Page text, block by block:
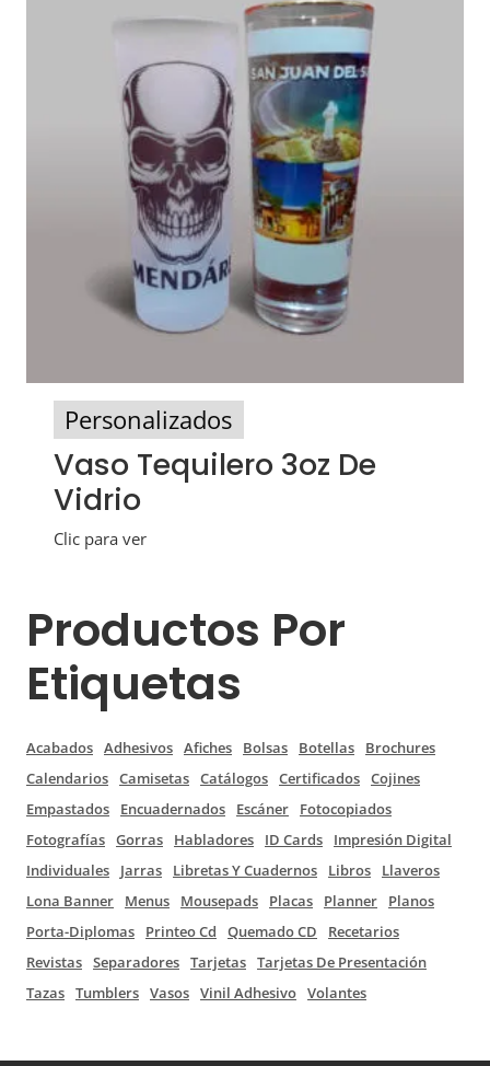
Personalizados
Vaso Tequilero 3oz De
Vidrio
Clic para ver
Productos Por
Etiquetas
Acabados Adhesivos Afiches Bolsas Botellas
Brochures
Calendarios Camisetas Catálogos Certificados Cojines
Empastados
Encuadernados Escáner
Fotocopiados
Fotografías Gorras Habladores ID Cards
Impresión Digital
Individuales
Jarras Libretas Y Cuadernos Libros
Llaveros
Lona Banner
Menus Mousepads Placas Planner
Planos
Porta-Diplomas
Printeo Cd Quemado CD
Recetarios
Revistas Separadores Tarjetas Tarjetas De Presentación
Tazas Tumblers Vasos Vinil Adhesivo Volantes